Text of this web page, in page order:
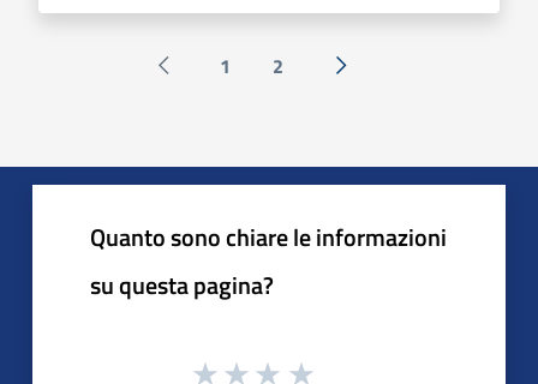
Pagina precedente
1 2 Successiva »
Quanto sono chiare le informazioni
su questa pagina?